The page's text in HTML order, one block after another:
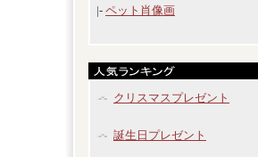
|- ペット肖像画
クリスマスプレゼント
誕生日プレゼント